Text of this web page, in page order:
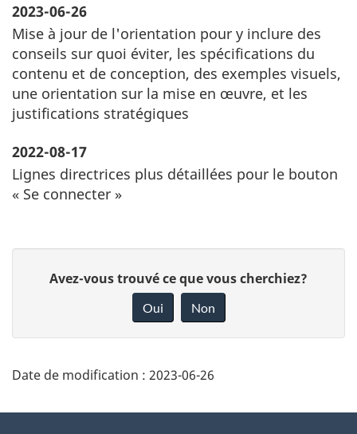
2023-06-26
Mise à jour de l'orientation pour y inclure des
conseils sur quoi éviter, les spécifications du
contenu et de conception, des exemples visuels,
une orientation sur la mise en œuvre, et les
justifications stratégiques
2022-08-17
Lignes directrices plus détaillées pour le bouton
« Se connecter »
a
i e
Avez-vous trouvé ce que vous cherchiez?
Oui Non
Date de modification : 2023-06-26